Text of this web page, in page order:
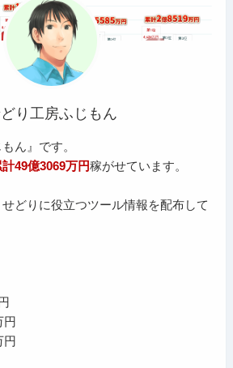
り工房ふじもん
ん』です。
計49億3069万円稼がせています。
どりに役立つツール情報を配布して
円
円